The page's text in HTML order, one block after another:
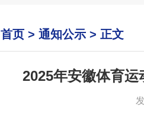
首页 >通知公示 > 正文
2025年安徽体育